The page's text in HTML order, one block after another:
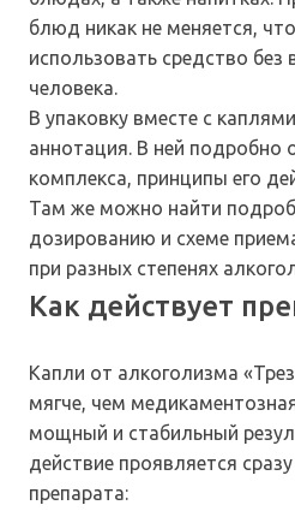
блюд никак не меняется,
использовать средство
человека.
В упаковку вместе с
аннотация. В ней подробно
комплекса, принципы его
Там же можно найти
дозированию и схеме
при разных степенях
Как действует
Капли от алкоголизма
мягче, чем
мощный и стабильный
действие проявляется
препарата: